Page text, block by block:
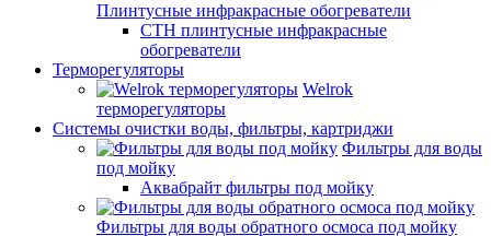
Плинтусные инфракрасные обогреватели
СТН плинтусные инфракрасные
обогреватели
Терморегуляторы
Welrok
терморегуляторы
Системы очистки воды, фильтры, картриджи
Фильтры для воды
под мойку
Аквабрайт фильтры под мойку
Фильтры для воды обратного осмоса под мойку